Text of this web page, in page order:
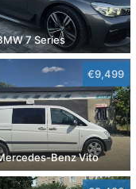
7 Series
€9,499
Benz Vito